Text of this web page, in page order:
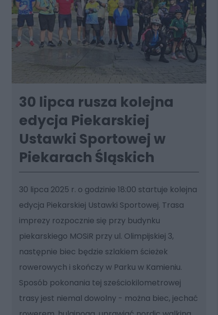
30 lipca rusza kolejna
edycja Piekarskiej
Ustawki Sportowej w
Piekarach Śląskich
30 lipca 2025 r. o godzinie 18:00 startuje kolejna
edycja Piekarskiej Ustawki Sportowej. Trasa
imprezy rozpocznie się przy budynku
piekarskiego MOSiR przy ul. Olimpijskiej 3,
następnie biec będzie szlakiem ścieżek
rowerowych i skończy w Parku w Kamieniu.
Sposób pokonania tej sześciokilometrowej
trasy jest niemal dowolny - można biec, jechać